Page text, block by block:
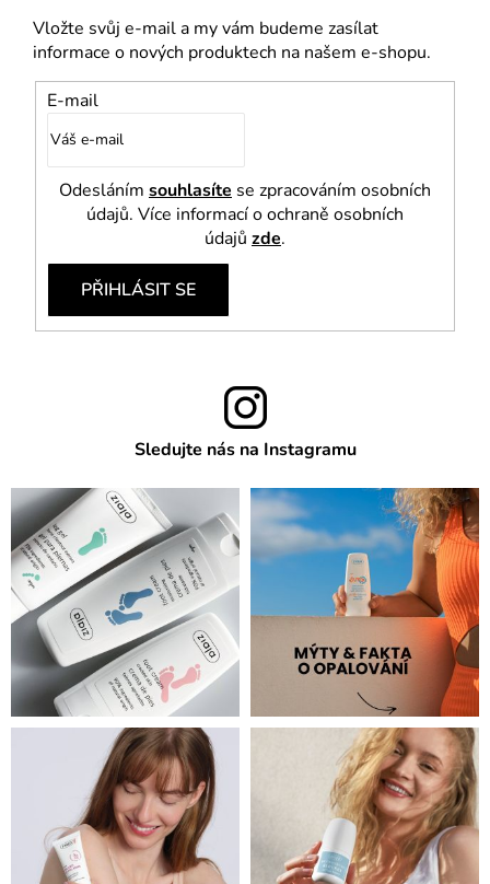
Vložte svůj e-mail a my vám budeme zasílat
informace o nových produktech na našem e-shopu.
E-mail
Odesláním souhlasíte se zpracováním osobních
údajů. Více informací o ochraně osobních
údajů zde.
PŘIHLÁSIT SE
Sledujte nás na Instagramu